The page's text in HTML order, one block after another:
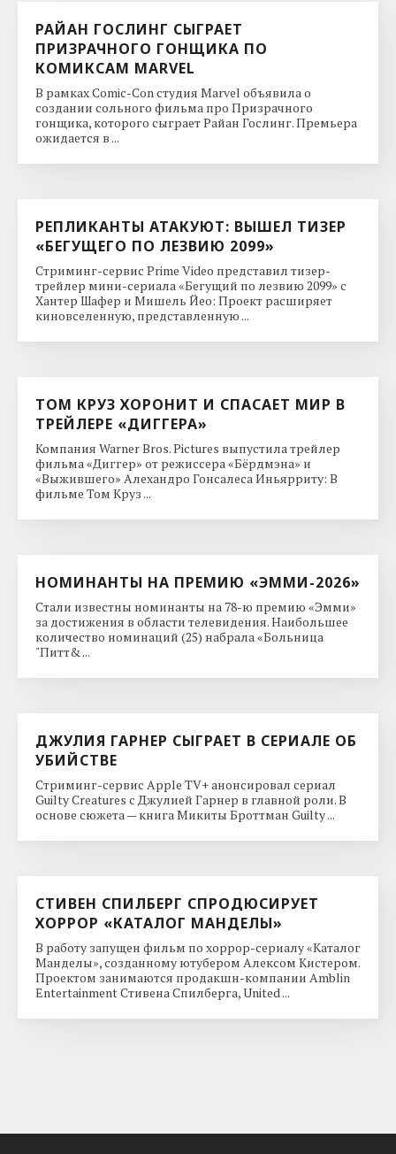
РАЙАН ГОСЛИНГ СЫГРАЕТ
ПРИЗРАЧНОГО ГОНЩИКА ПО
КОМИКСАМ MARVEL
В рамках Comic-Con студия Marvel объявила о
создании сольного фильма про Призрачного
гонщика, которого сыграет Райан Гослинг. Премьера
ожидается в ...
РЕПЛИКАНТЫ АТАКУЮТ: ВЫШЕЛ ТИЗЕР
«БЕГУЩЕГО ПО ЛЕЗВИЮ 2099»
Стриминг-сервис Prime Video представил тизер-
трейлер мини-сериала «Бегущий по лезвию 2099» с
Хантер Шафер и Мишель Йео: Проект расширяет
киновселенную, представленную ...
ТОМ КРУЗ ХОРОНИТ И СПАСАЕТ МИР В
ТРЕЙЛЕРЕ «ДИГГЕРА»
Компания Warner Bros. Pictures выпустила трейлер
фильма «Диггер» от режиссера «Бёрдмэна» и
«Выжившего» Алехандро Гонсалеса Иньярриту: В
фильме Том Круз ...
НОМИНАНТЫ НА ПРЕМИЮ «ЭММИ-2026»
Стали известны номинанты на 78-ю премию «Эмми»
за достижения в области телевидения. Наибольшее
количество номинаций (25) набрала «Больница
"Питт& ...
ДЖУЛИЯ ГАРНЕР СЫГРАЕТ В СЕРИАЛЕ ОБ
УБИЙСТВЕ
Стриминг-сервис Apple TV+ анонсировал сериал
Guilty Creatures с Джулией Гарнер в главной роли. В
основе сюжета — книга Микиты Броттман Guilty ...
СТИВЕН СПИЛБЕРГ СПРОДЮСИРУЕТ
ХОРРОР «КАТАЛОГ МАНДЕЛЫ»
В работу запущен фильм по хоррор-сериалу «Каталог
Манделы», созданному ютубером Алексом Кистером.
Проектом занимаются продакшн-компании Amblin
Entertainment Стивена Спилберга, United ...